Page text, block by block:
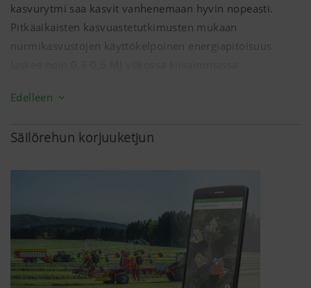
kasvurytmi saa kasvit vanhenemaan hyvin nopeasti.
Pitkäaikaisten kasvuastetutkimusten mukaan
nurmikasvustojen käyttökelpoinen energiapitoisuus
riippuen.
tarvitset luotettavia nurmenkorjuukoneita.
Edelleen
Säilörehun korjuuketjun